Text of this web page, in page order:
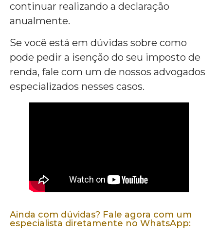
continuar realizando a declaração
anualmente.
Se você está em dúvidas sobre como
pode pedir a isenção do seu imposto de
renda, fale com um de nossos advogados
especializados nesses casos.
Ainda com dúvidas? Fale agora com um
especialista diretamente no WhatsApp: